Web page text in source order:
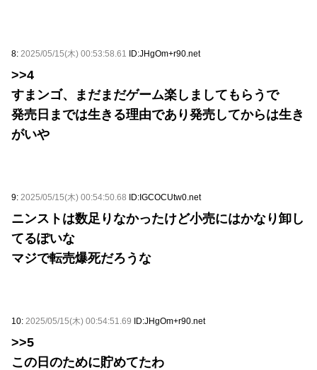
8: 2025/05/15(木) 00:53:58.61 ID:JHgOm+r90.net
>>4
すまンゴ、まだまだゲーム楽しましてもらうで
発売日までは生きる理由であり発売してからは生き
がいや
9: 2025/05/15(木) 00:54:50.68 ID:IGCOCUtw0.net
ニンストは数足りなかったけど小売にはかなり卸し
てるぽいな
マジで転売爆死だろうな
10: 2025/05/15(木) 00:54:51.69 ID:JHgOm+r90.net
>>5
この日のために貯めてたわ